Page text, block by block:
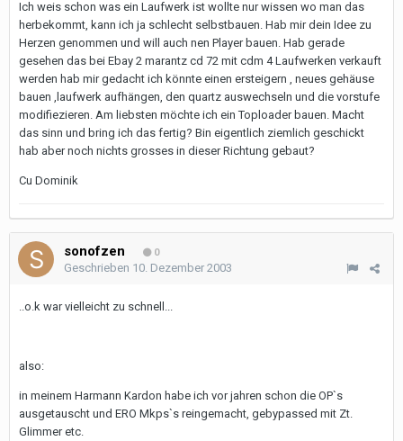
Ich weis schon was ein Laufwerk ist wollte nur wissen wo man das
herbekommt, kann ich ja schlecht selbstbauen. Hab mir dein Idee zu
Herzen genommen und will auch nen Player bauen. Hab gerade
gesehen das bei Ebay 2 marantz cd 72 mit cdm 4 Laufwerken verkauft
werden hab mir gedacht ich könnte einen ersteigern , neues gehäuse
bauen ,laufwerk aufhängen, den quartz auswechseln und die vorstufe
modifiezieren. Am liebsten möchte ich ein Toploader bauen. Macht
das sinn und bring ich das fertig? Bin eigentlich ziemlich geschickt
hab aber noch nichts grosses in dieser Richtung gebaut?
Cu Dominik
sonofzen 0
Geschrieben 10. Dezember 2003
..o.k war vielleicht zu schnell...
also:
in meinem Harmann Kardon habe ich vor jahren schon die OP`s
ausgetauscht und ERO Mkps`s reingemacht, gebypassed mit Zt.
Glimmer etc.